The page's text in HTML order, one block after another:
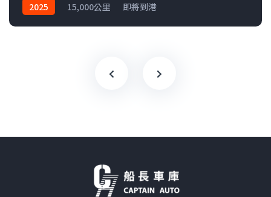
2025 15,000公里 即將到港